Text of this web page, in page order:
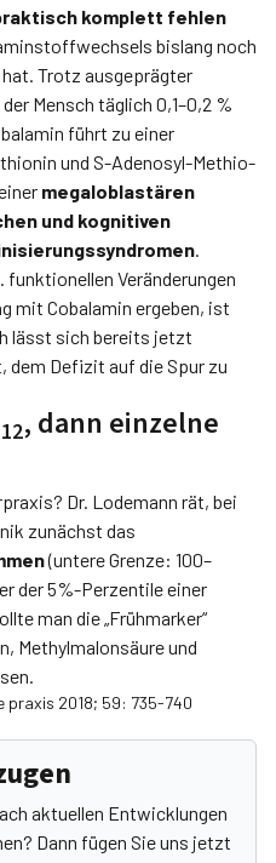
komplett fehlen
bislang noch
Trotz ausgeprägter
Mensch täglich 0,1–0,2 %
führt zu einer
und S-Adenosyl-Methio­
megaloblastären
und kognitiven
.
Veränderungen
mit Cobalamin ergeben, ist
lässt sich bereits jetzt
dem Defizit auf die Spur zu
12, dann einzelne
Dr. Lodemann rät, bei
zunächst das
(untere Grenze: 100–
der 5%-Perzentile einer
man die „Frühmarker“
Methylmalonsäure und
praxis 2018; 59: 735-740
aktuellen Entwicklungen
Dann fügen Sie uns jetzt